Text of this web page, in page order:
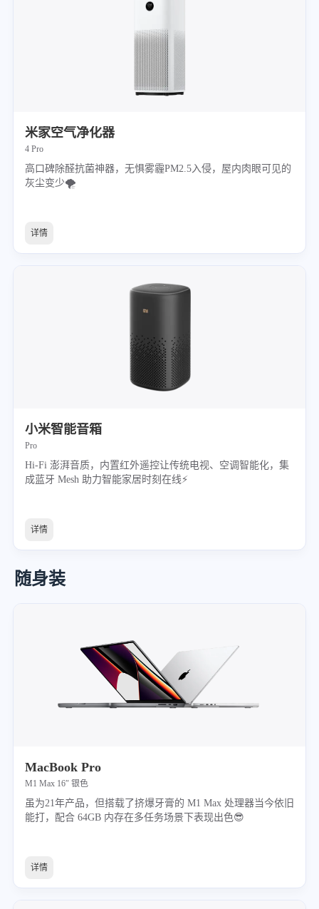
米家空气净化器
4 Pro
高口碑除醛抗菌神器，无惧雾霾PM2.5入侵，屋内肉眼可见的
灰尘变少🌪
详情
小米智能音箱
Pro
Hi-Fi 澎湃音质，内置红外遥控让传统电视、空调智能化，集
成蓝牙 Mesh 助力智能家居时刻在线⚡
详情
随身装
MacBook Pro
M1 Max 16″ 银色
虽为21年产品，但搭载了挤爆牙膏的 M1 Max 处理器当今依旧
能打，配合 64GB 内存在多任务场景下表现出色😎
详情